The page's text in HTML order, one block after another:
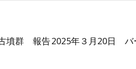
墳群 報告2025年３月20日